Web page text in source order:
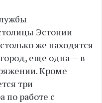
Эстонии
же находятся
еще одна — в
Кроме
три
по работе с